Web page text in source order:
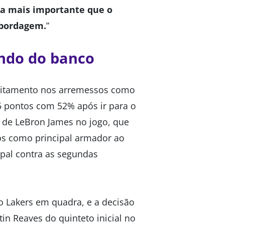
mais importante que o
”
do banco
nos arremessos como
com 52% após ir para o
LeBron James no jogo, que
como principal armador ao
contra as segundas
em quadra, e a decisão
Reaves do quinteto inicial no